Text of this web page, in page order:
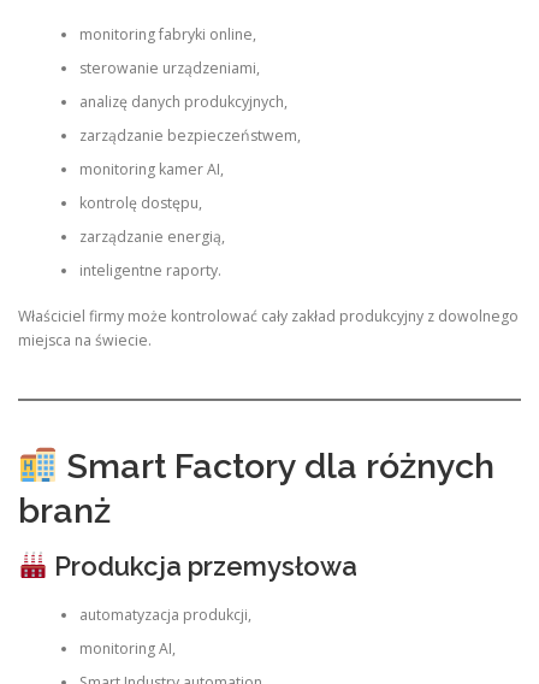
monitoring fabryki online,
sterowanie urządzeniami,
analizę danych produkcyjnych,
zarządzanie bezpieczeństwem,
monitoring kamer AI,
kontrolę dostępu,
zarządzanie energią,
inteligentne raporty.
Właściciel firmy może kontrolować cały zakład produkcyjny z dowolnego
miejsca na świecie.
Smart Factory dla różnych
branż
Produkcja przemysłowa
automatyzacja produkcji,
monitoring AI,